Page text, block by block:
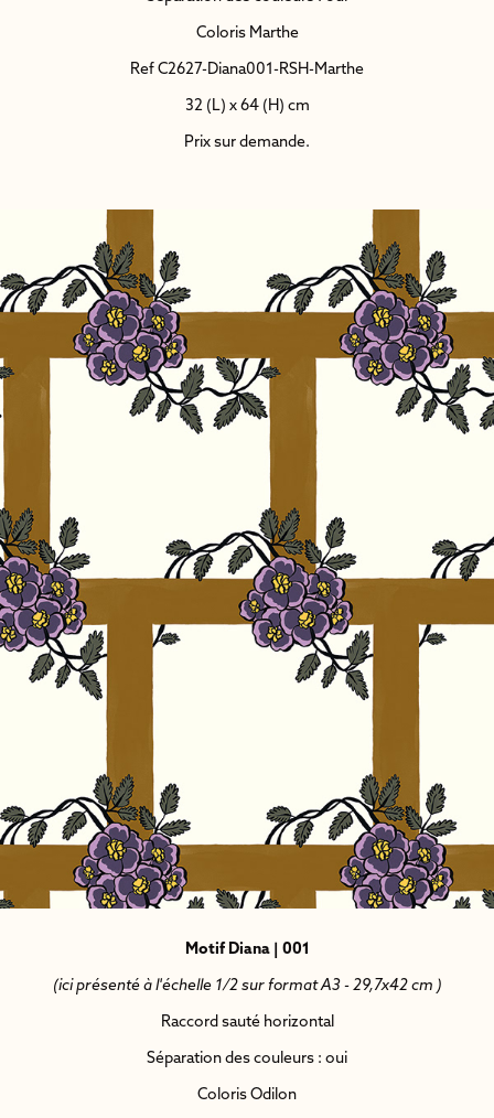
Coloris Marthe
Ref C2627-Diana001-RSH-Marthe
32 (L) x 64 (H) cm
Prix sur demande.
Motif Diana | 001
(ici présenté à l'échelle 1/2 sur format A3 - 29,7x42 cm )
Raccord sauté horizontal
Séparation des couleurs : oui
Coloris Odilon